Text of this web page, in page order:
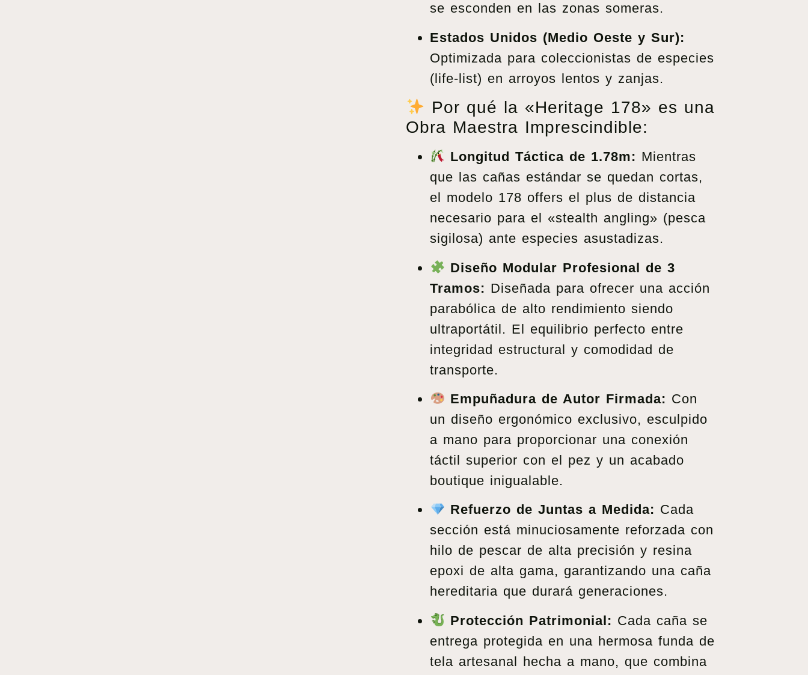
se esconden en las zonas someras.
Estados Unidos (Medio Oeste y Sur):
Optimizada para coleccionistas de especies
(life-list) en arroyos lentos y zanjas.
Por qué la «Heritage 178» es una
Obra Maestra Imprescindible:
Longitud Táctica de 1.78m: Mientras
que las cañas estándar se quedan cortas,
el modelo 178 offers el plus de distancia
necesario para el «stealth angling» (pesca
sigilosa) ante especies asustadizas.
Diseño Modular Profesional de 3
Tramos: Diseñada para ofrecer una acción
parabólica de alto rendimiento siendo
ultraportátil. El equilibrio perfecto entre
integridad estructural y comodidad de
transporte.
Empuñadura de Autor Firmada: Con
un diseño ergonómico exclusivo, esculpido
a mano para proporcionar una conexión
táctil superior con el pez y un acabado
boutique inigualable.
Refuerzo de Juntas a Medida: Cada
sección está minuciosamente reforzada con
hilo de pescar de alta precisión y resina
epoxi de alta gama, garantizando una caña
hereditaria que durará generaciones.
Protección Patrimonial: Cada caña se
entrega protegida en una hermosa funda de
tela artesanal hecha a mano, que combina